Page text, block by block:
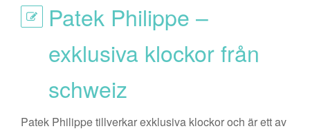
Patek Philippe –
exklusiva klockor från
schweiz
Patek Philippe tillverkar exklusiva klockor och är ett av